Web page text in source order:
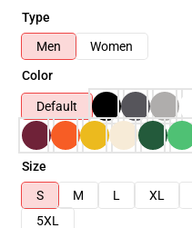
Type
Men
Women
Color
Default
Size
S
M L XL
5XL